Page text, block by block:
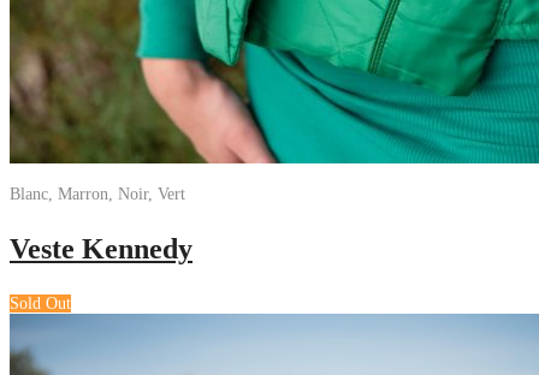
Blanc, Marron, Noir, Vert
Veste Kennedy
Sold Out